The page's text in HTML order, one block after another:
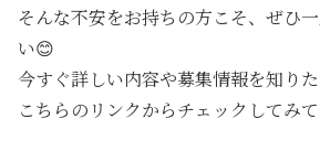
そんな不安をお持ちの方こそ、ぜひ
い😊
今すぐ詳しい内容や募集情報を知りた
こちらのリンクからチェックしてみ